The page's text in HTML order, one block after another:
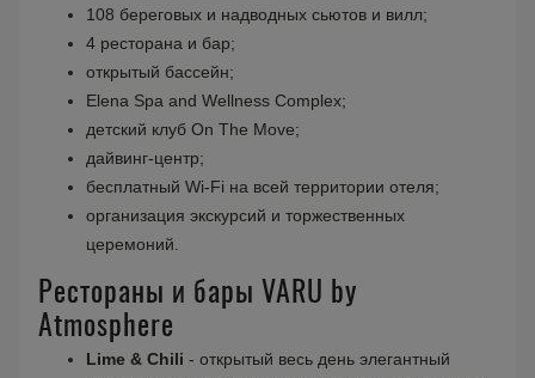
108 береговых и надводных сьютов и вилл;
4 ресторана и бар;
открытый бассейн;
Elena Spa and Wellness Complex;
детский клуб On The Move;
дайвинг-центр;
бесплатный Wi-Fi на всей территории отеля;
организация экскурсий и торжественных
церемоний.
Рестораны и бары VARU by
Atmosphere
Lime & Chili - открытый весь день элегантный